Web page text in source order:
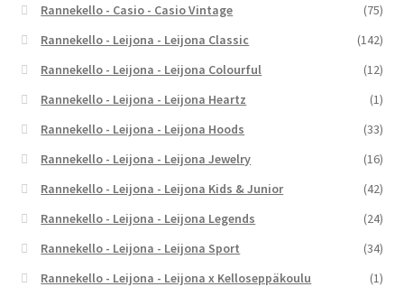
Rannekello - Casio - Casio Vintage
(75)
Rannekello - Leijona - Leijona Classic
(142)
Rannekello - Leijona - Leijona Colourful
(12)
Rannekello - Leijona - Leijona Heartz
(1)
Rannekello - Leijona - Leijona Hoods
(33)
Rannekello - Leijona - Leijona Jewelry
(16)
Rannekello - Leijona - Leijona Kids & Junior
(42)
Rannekello - Leijona - Leijona Legends
(24)
Rannekello - Leijona - Leijona Sport
(34)
Rannekello - Leijona - Leijona x Kelloseppäkoulu
(1)